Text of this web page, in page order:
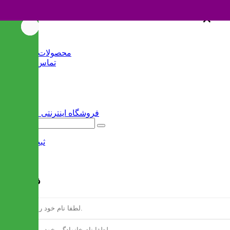
محصولات جدید
تماس با ما
ثبت نام
فرم ثبت نام
×